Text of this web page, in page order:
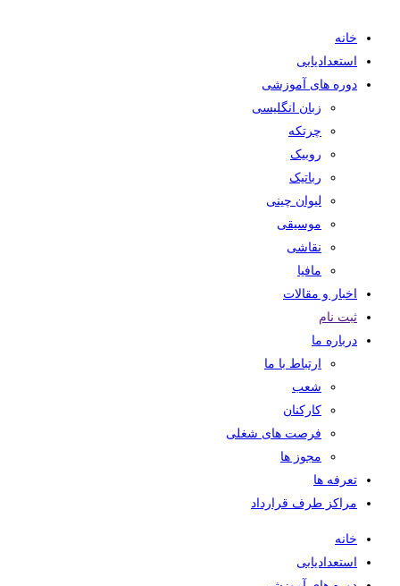
خانه
استعدادیابی
دوره های آموزشی
زبان انگلیسی
چرتکه
روبیک
رباتیک
لیوان چینی
موسیقی
نقاشی
مافیا
اخبار و مقالات
ثبت نام
درباره ما
ارتباط با ما
شعب
کارکنان
فرصت های شغلی
مجوز ها
تعرفه ها
مراکز طرف قرارداد
خانه
استعدادیابی